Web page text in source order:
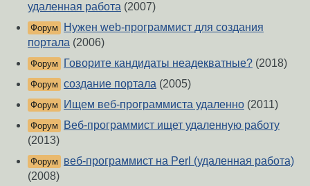
удаленная работа (2007)
Форум
Нужен web-программист для создания
портала (2006)
Форум Говорите кандидаты неадекватные? (2018)
Форум создание портала (2005)
Форум Ищем веб-программиста удаленно (2011)
Форум
Веб-программист ищет удаленную работу
(2013)
Форум
веб-программист на Perl (удаленная работа)
(2008)